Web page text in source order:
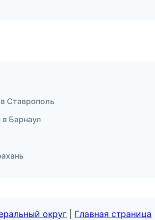
Ставрополь
Барнаул
округ Главная страница